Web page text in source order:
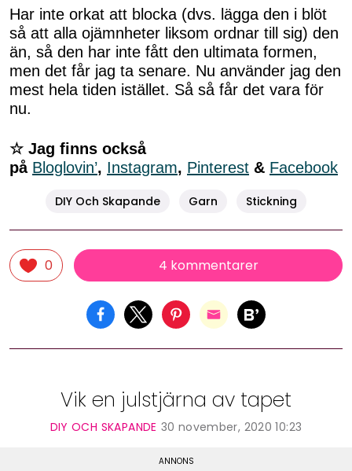
Har inte orkat att blocka (dvs. lägga den i blöt
så att alla ojämnheter liksom ordnar till sig) den
än, så den har inte fått den ultimata formen,
men det får jag ta senare. Nu använder jag den
mest hela tiden istället. Så så får det vara för
nu.
☆ Jag finns också
på Bloglovin’, Instagram, Pinterest & Facebook
DIY Och Skapande Garn Stickning
0 4 kommentarer
Vik en julstjärna av tapet
DIY OCH SKAPANDE 30 november, 2020 10:23